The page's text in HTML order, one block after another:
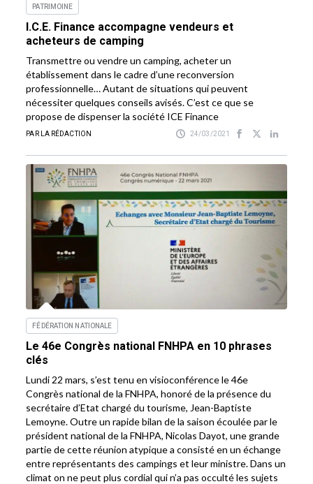
PATRIMOINE
I.C.E. Finance accompagne vendeurs et
acheteurs de camping
Transmettre ou vendre un camping, acheter un
établissement dans le cadre d’une reconversion
professionnelle… Autant de situations qui peuvent
nécessiter quelques conseils avisés. C’est ce que se
propose de dispenser la société ICE Finance
PAR LA RÉDACTION 24/03/2021
FÉDÉRATION NATIONALE
Le 46e Congrès national FNHPA en 10 phrases
clés
Lundi 22 mars, s’est tenu en visioconférence le 46e
Congrès national de la FNHPA, honoré de la présence du
secrétaire d’Etat chargé du tourisme, Jean-Baptiste
Lemoyne. Outre un rapide bilan de la saison écoulée par le
président national de la FNHPA, Nicolas Dayot, une grande
partie de cette réunion atypique a consisté en un échange
entre représentants des campings et leur ministre. Dans un
climat on ne peut plus cordial qui n’a pas occulté les sujets